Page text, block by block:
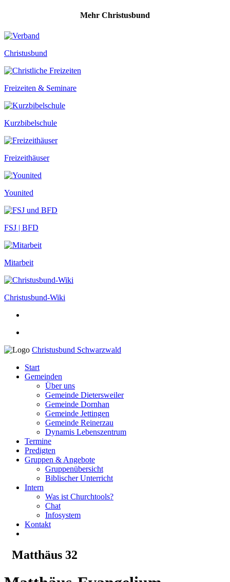
Mehr Christusbund
Christusbund
Freizeiten & Seminare
Kurzbibelschule
Freizeithäuser
Younited
FSJ | BFD
Mitarbeit
Christusbund-Wiki
Christusbund Schwarzwald
Start
Gemeinden
Über uns
Gemeinde Dietersweiler
Gemeinde Dornhan
Gemeinde Jettingen
Gemeinde Reinerzau
Dynamis Lebenszentrum
Termine
Predigten
Gruppen & Angebote
Gruppenübersicht
Biblischer Unterricht
Intern
Was ist Churchtools?
Chat
Infosystem
Kontakt
Matthäus 32